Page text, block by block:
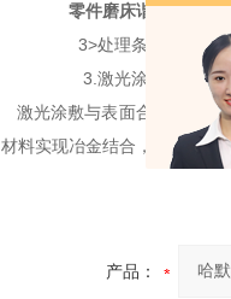
零件磨床谐波CSF-
3>处理条件。光束
3.激光涂敷
激光涂敷与表面合金化相似
材料实现冶金结合，而涂层的
产品：